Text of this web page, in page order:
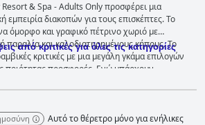
& Spa - Adults Only προσφέρει μια
εμπειρία διακοπών για τους επισκέπτες. Το
όμορφο και γραφικό πέτρινο χωριό με
παραλία και καλοδιατηρημένους κήπους. Το
κριτικές με μια μεγάλη γκάμα επιλογών
ποιότητας προσφορές. Ενώ υπάρχουν
επιλογές δείπνου, πολλοί επισκέπτες
εστιατόρια του ξενοδοχείου. Τα δωμάτια
μοντέρνα επίπλωση και ορισμένα διαθέτουν
Το προσωπικό είναι φιλικό και επαγγελματικό
από κριτικές για όλες τις κατηγορίες
Αυτό το θέρετρο μόνο για ενήλικες